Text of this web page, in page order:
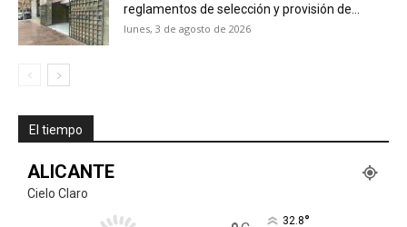
reglamentos de selección y provisión de...
lunes, 3 de agosto de 2026
El tiempo
ALICANTE
Cielo Claro
32.8°